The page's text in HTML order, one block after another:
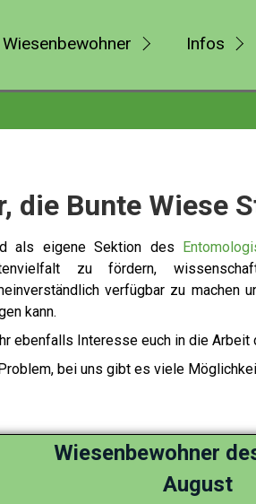
Wiesenbewohner Infos
die Bunte Wiese
als eigene Sektion des
zu fördern,
verfügbar zu machen
kann.
ebenfalls Interesse euch in die
bei uns gibt es viele
Wiesenbewohner
August